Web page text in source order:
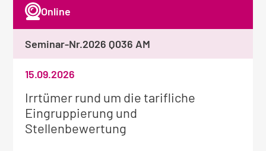
Weitere
Informationen
zum
Irrtümer rund um die tarifliche
Eingruppierung und
Stellenbewertung
15.09.2026
Online
Seminar-Nr.2026 Q036 AM